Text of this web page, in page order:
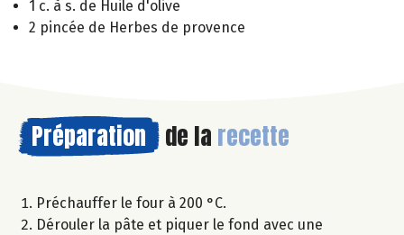
1 c. à s. de Huile d'olive
2 pincée de Herbes de provence
Préparation de la recette
Préchauffer le four à 200 °C.
Dérouler la pâte et piquer le fond avec une